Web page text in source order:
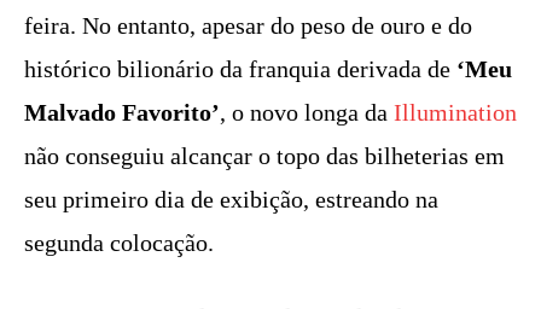
feira. No entanto, apesar do peso de ouro e do
histórico bilionário da franquia derivada de ‘Meu
Malvado Favorito’, o novo longa da Illumination
não conseguiu alcançar o topo das bilheterias em
seu primeiro dia de exibição, estreando na
segunda colocação.